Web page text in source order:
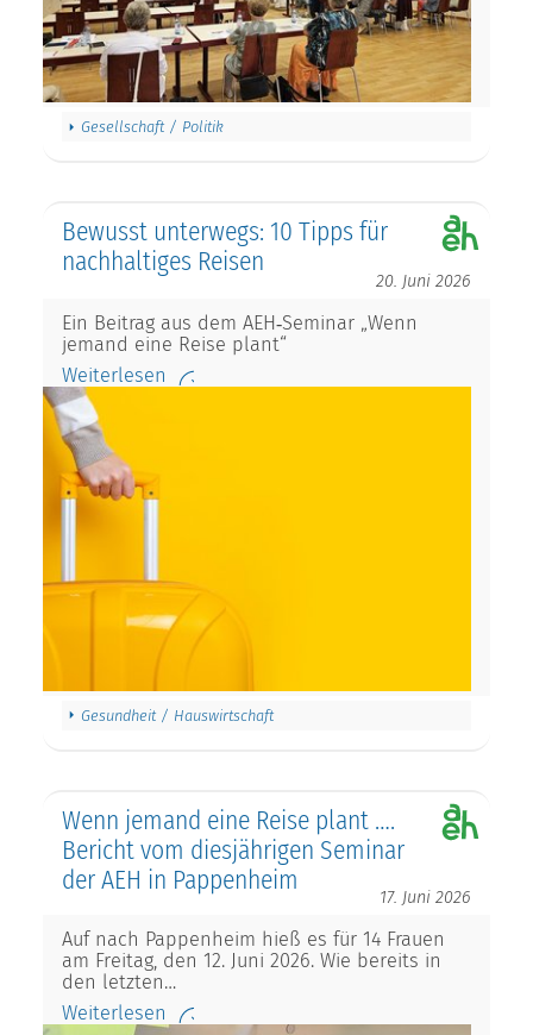
Gesellschaft / Politik
Bewusst unterwegs: 10 Tipps für
nachhaltiges Reisen
20. Juni 2026
Ein Beitrag aus dem AEH‑Seminar „Wenn
jemand eine Reise plant“
Weiterlesen
Gesundheit / Hauswirtschaft
Wenn jemand eine Reise plant ….
Bericht vom diesjährigen Seminar
der AEH in Pappenheim
17. Juni 2026
Auf nach Pappenheim hieß es für 14 Frauen
am Freitag, den 12. Juni 2026. Wie bereits in
den letzten…
Weiterlesen